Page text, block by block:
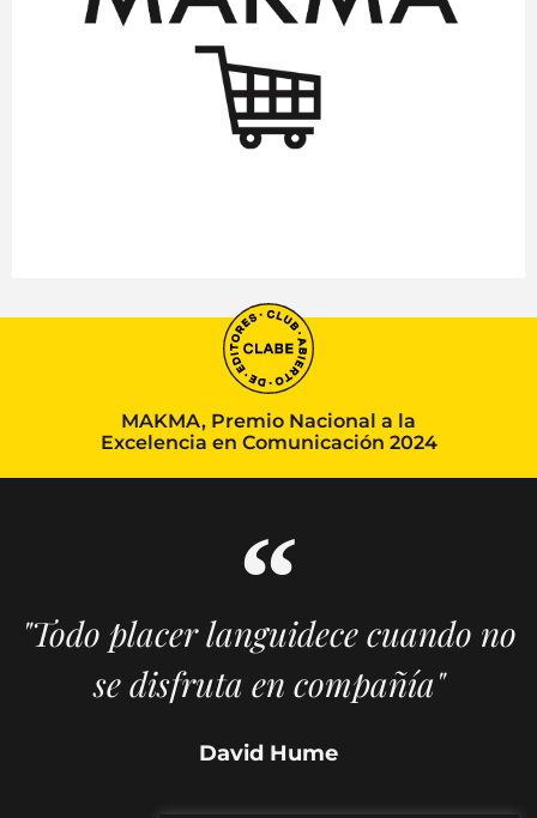
MAKMA, Premio Nacional a la
Excelencia en Comunicación 2024
"Todo placer languidece cuando no
se disfruta en compañía"
David Hume